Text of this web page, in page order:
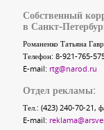
Собственный
в Санкт-
Романенко Татьяна
Телефон: 8-921-765-
E-mail: rtg@narod.ru
Отдел рекламы:
Тел.: (423) 240-70-21,
E-mail: